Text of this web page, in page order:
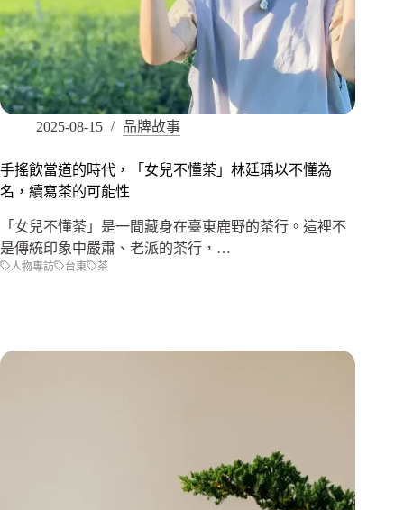
2025-08-15 品牌故事
手搖飲當道的時代，「女兒不懂茶」林廷瑀以不懂為
名，續寫茶的可能性
「女兒不懂茶」是一間藏身在臺東鹿野的茶行。這裡不
是傳統印象中嚴肅、老派的茶行，…
人物專訪 台東 茶